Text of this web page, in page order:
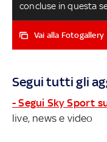
concluse in questa
gli ultimi Dest e
Salernitana, Verdi al
Vai alla Fotogallery
Segui tutti gli
- Segui Sky Sport
live, news e video